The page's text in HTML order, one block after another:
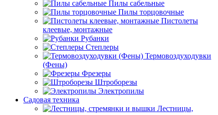
Пилы сабельные
Пилы торцовочные
Пистолеты
клеевые, монтажные
Рубанки
Степлеры
Термовоздуходувки
(Фены)
Фрезеры
Штроборезы
Электропилы
Садовая техника
Лестницы,